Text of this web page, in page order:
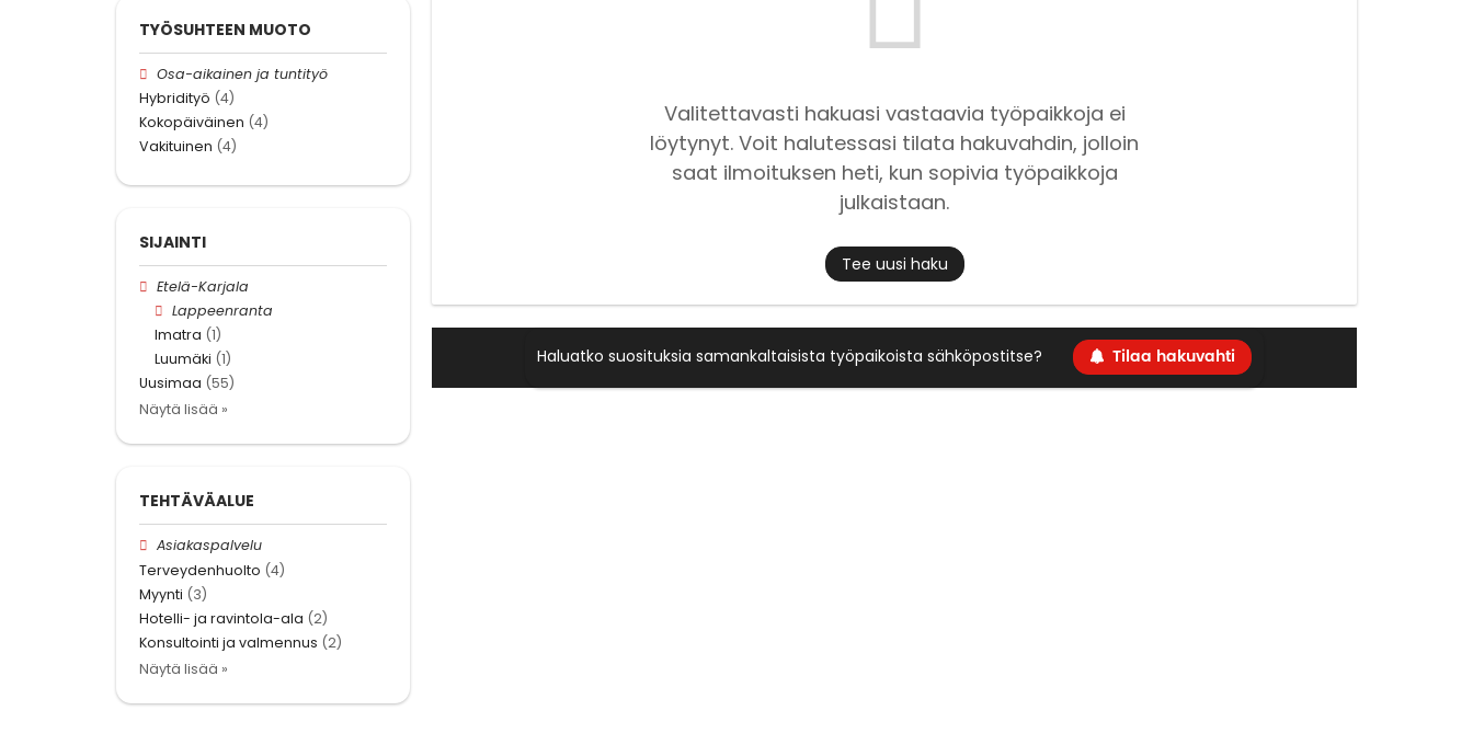
Valitettavasti hakuasi vastaavia työpaikkoja ei
löytynyt. Voit halutessasi tilata hakuvahdin, jolloin
saat ilmoituksen heti, kun sopivia työpaikkoja
julkaistaan.
Tee uusi haku
Haluatko suosituksia samankaltaisista työpaikoista sähköpostitse? Tilaa hakuvahti
TYÖSUHTEEN MUOTO
Osa-aikainen ja tuntityö
Hybridityö (4)
Kokopäiväinen (4)
Vakituinen (4)
SIJAINTI
Etelä-Karjala
Lappeenranta
Imatra (1)
Luumäki (1)
Uusimaa (55)
Näytä lisää »
TEHTÄVÄALUE
Asiakaspalvelu
Terveydenhuolto (4)
Myynti (3)
Hotelli- ja ravintola-ala (2)
Konsultointi ja valmennus (2)
Näytä lisää »